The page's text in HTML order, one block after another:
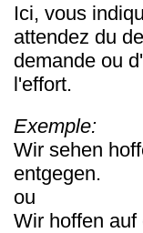
Ici, vous
attendez du
demande ou
l'effort.
Exemple:
Wir sehen
entgegen.
ou
Wir hoffen auf